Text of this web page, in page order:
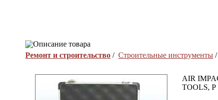
Описание товара
Ремонт и строительство / Строительные инструменты
AIR
TOOLS, P